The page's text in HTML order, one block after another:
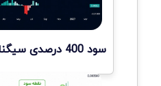
سود 400 درصدی سیگنال ارز دیجیتال JST